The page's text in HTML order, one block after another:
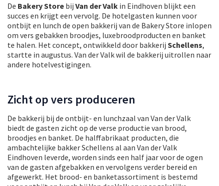
De Bakery Store bij Van der Valk in Eindhoven blijkt een
succes en krijgt een vervolg. De hotelgasten kunnen voor
ontbijt en lunch de open bakkerij van de Bakery Store inlopen
om vers gebakken broodjes, luxebroodproducten en banket
te halen. Het concept, ontwikkeld door bakkerij Schellens,
startte in augustus. Van der Valk wil de bakkerij uitrollen naar
andere hotelvestigingen.
Zicht op vers produceren
De bakkerij bij de ontbijt- en lunchzaal van Van der Valk
biedt de gasten zicht op de verse productie van brood,
broodjes en banket. De halffabrikaat producten, die
ambachtelijke bakker Schellens al aan Van der Valk
Eindhoven leverde, worden sinds een half jaar voor de ogen
van de gasten afgebakken en vervolgens verder bereid en
afgewerkt. Het brood- en banketassortiment is bestemd